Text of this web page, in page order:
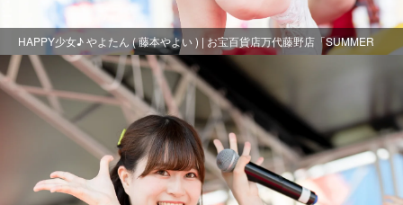
HAPPY少女♪ やよたん ( 藤本やよい ) | お宝百貨店万代藤野店「SUMMER
FESTIVAL 2021」2日目